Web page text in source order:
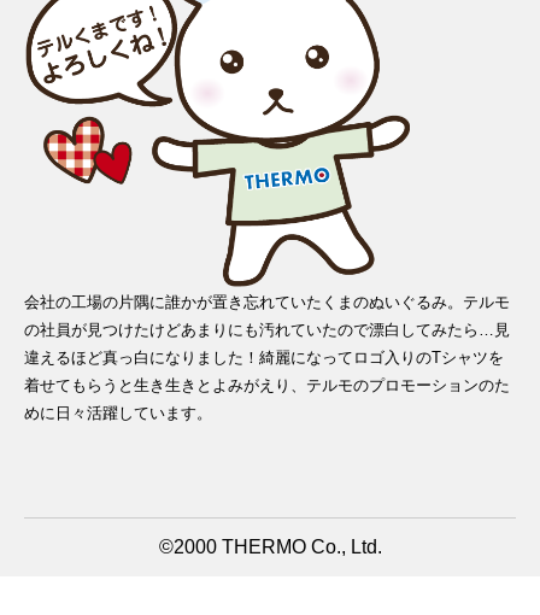
会社の工場の片隅に誰かが置き忘れていたくまのぬいぐるみ。テルモ
の社員が見つけたけどあまりにも汚れていたので漂白してみたら…見
違えるほど真っ白になりました！綺麗になってロゴ入りのTシャツを
着せてもらうと生き生きとよみがえり、テルモのプロモーションのた
めに日々活躍しています。
©2000 THERMO Co., Ltd.